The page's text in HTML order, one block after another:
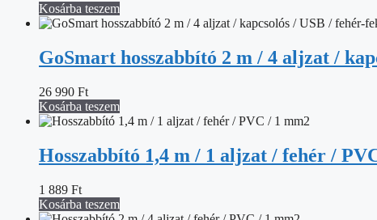
Kosárba teszem
GoSmart hosszabbító 2 m / 4 aljzat /
26 990 Ft
Kosárba teszem
Hosszabbító 1,4 m / 1 aljzat / fehér /
1 889 Ft
Kosárba teszem